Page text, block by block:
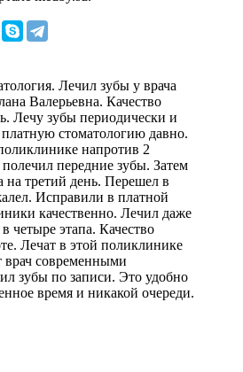
Лечил зубы у врача
Валерьевна. Качество
Лечу зубы периодически и
стоматологию давно.
напротив 2
передние зубы. Затем
на третий день. Перешел в
Исправили в платной
качественно. Лечил даже
четыре этапа. Качество
Лечат в этой поликлинике
современными
зубы по записи. Это удобно
время и никакой очереди.